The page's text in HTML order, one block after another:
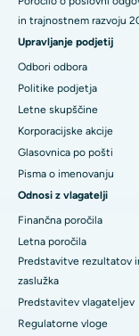
Najboljša
Najboljša
Najboljša
Najboljša
Najboljša
Najboljša
Najboljša
Najboljša
Najboljša
Najboljša
in trajnostnem razvoju
Upravljanje podjetij
Odbori odbora
Politike podjetja
Letne skupščine
Korporacijske akcije
Glasovnica po pošti
Pisma o imenovanju
Odnosi z vlagatelji
Finančna poročila
Letna poročila
Predstavitve rezultatov
zaslužka
Predstavitev vlagateljev
Regulatorne vloge